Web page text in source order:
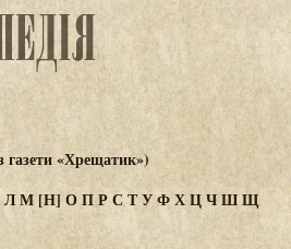
газети «Хрещатик»)
ЛМ[Н] ОПРСТУФХЦЧШЩ